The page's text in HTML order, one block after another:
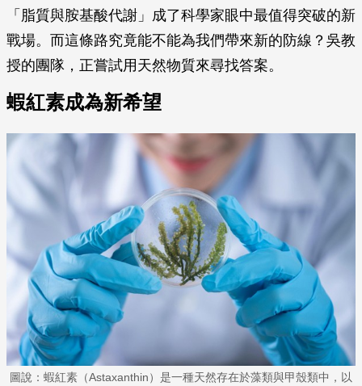
「脂質與胺基酸代謝」成了科學家眼中最值得突破的新
戰場。而這條路究竟能不能為我們帶來新的防線？吳教
授的團隊，正嘗試用天然物質來尋找答案。
蝦紅素成為新希望
圖說：蝦紅素（Astaxanthin）是一種天然存在於藻類與甲殼類中，以